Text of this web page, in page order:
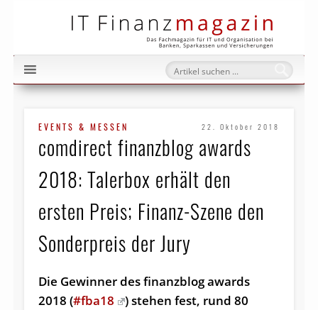
EVENTS & MESSEN 22. Oktober 2018
comdirect finanzblog awards
2018: Talerbox erhält den
ersten Preis; Finanz-Szene den
Sonderpreis der Jury
Die Gewinner des finanzblog awards
2018 (#fba18
) stehen fest, rund 80